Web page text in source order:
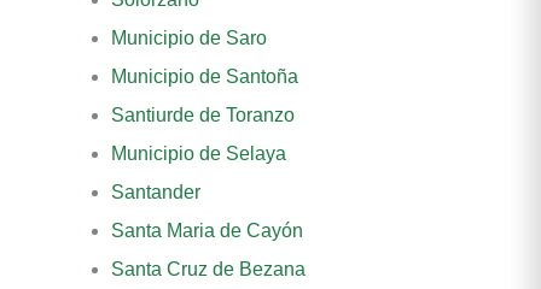
Municipio de Saro
Municipio de Santoña
Santiurde de Toranzo
Municipio de Selaya
Santander
Santa Maria de Cayón
Santa Cruz de Bezana